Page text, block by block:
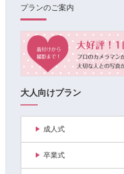
プランのご案内
大人向けプラン
成人式
卒業式